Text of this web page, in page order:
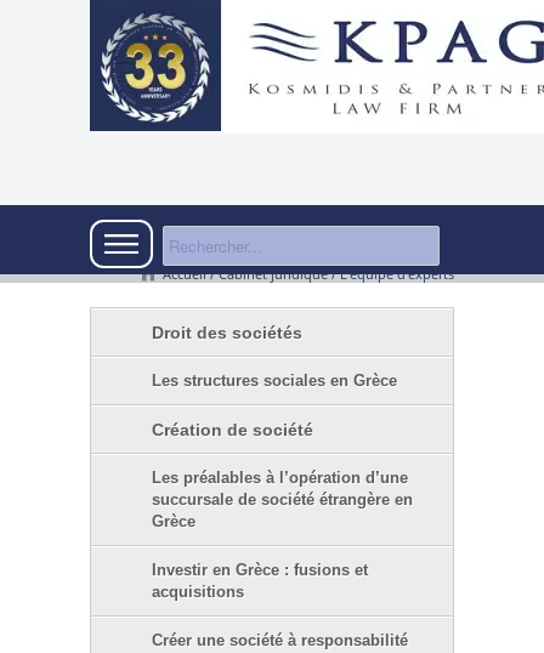
Accueil/Cabinet juridique/L’équipe d’experts
Droit des sociétés
Les structures sociales en Grèce
Création de société
Les préalables à l’opération d’une
succursale de société étrangère en
Grèce
Investir en Grèce : fusions et
acquisitions
Créer une société à responsabilité